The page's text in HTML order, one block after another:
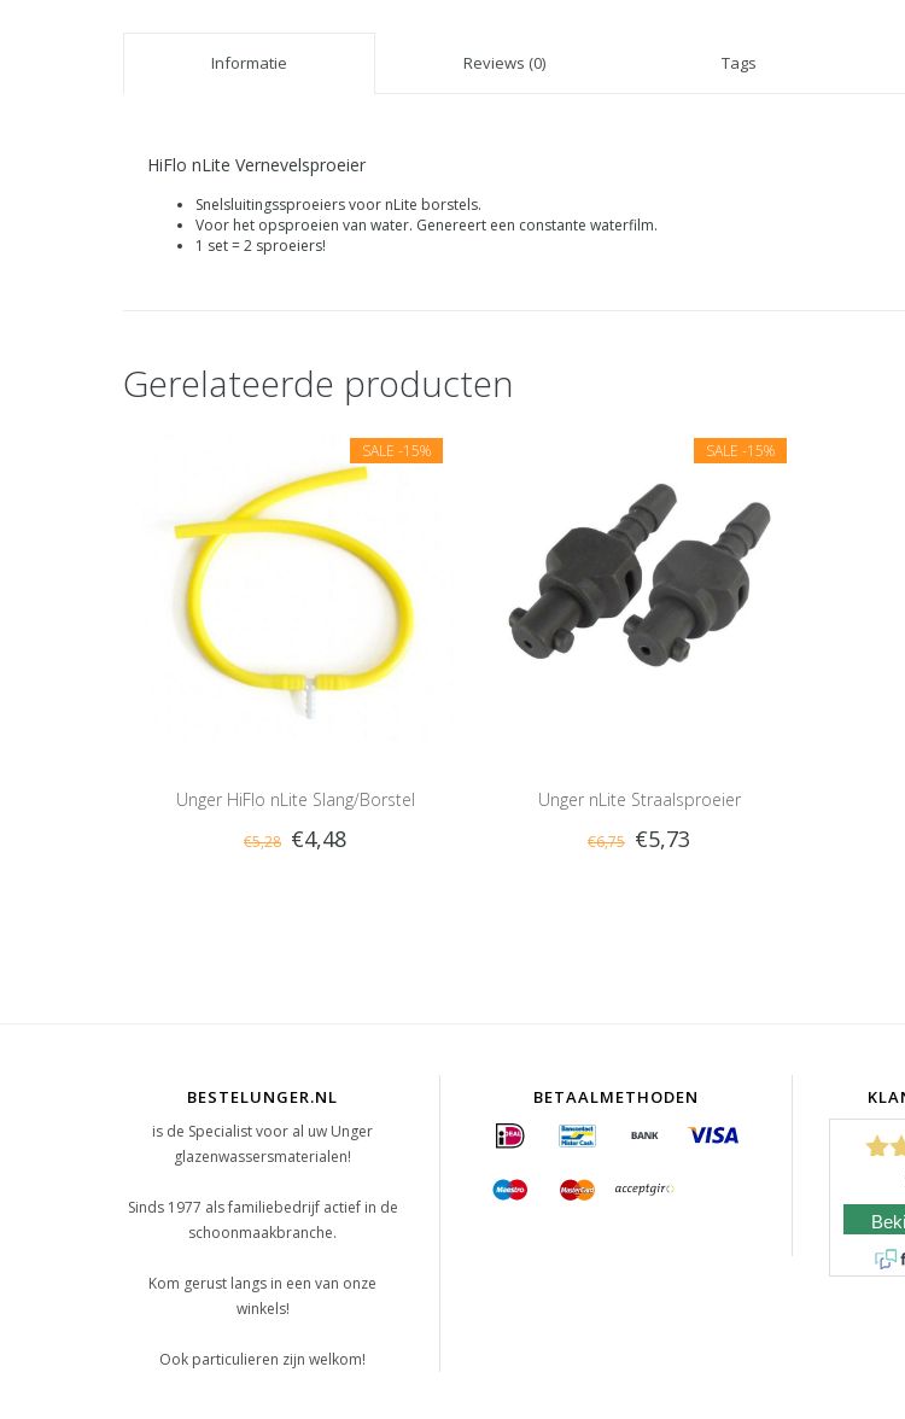
Informatie Reviews (0) Tags
HiFlo nLite Vernevelsproeier
Snelsluitingssproeiers voor nLite borstels.
Voor het opsproeien van water. Genereert een constante waterfilm.
1 set = 2 sproeiers!
Gerelateerde producten
SALE -15%
Unger HiFlo nLite Slang/Borstel
Aansluitingskit
€5,28 €4,48
SALE -15%
Unger nLite Straalsproeier
€6,75 €5,73
BESTELUNGER.NL
is de Specialist voor al uw Unger
glazenwassersmaterialen!
Sinds 1977 als familiebedrijf actief in de
schoonmaakbranche.
Kom gerust langs in een van onze
winkels!
Ook particulieren zijn welkom!
BETAALMETHODEN